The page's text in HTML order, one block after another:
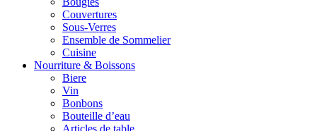
Couvertures
Sous-Verres
Ensemble de Sommelier
Cuisine
Nourriture & Boissons
Biere
Vin
Bonbons
Bouteille d’eau